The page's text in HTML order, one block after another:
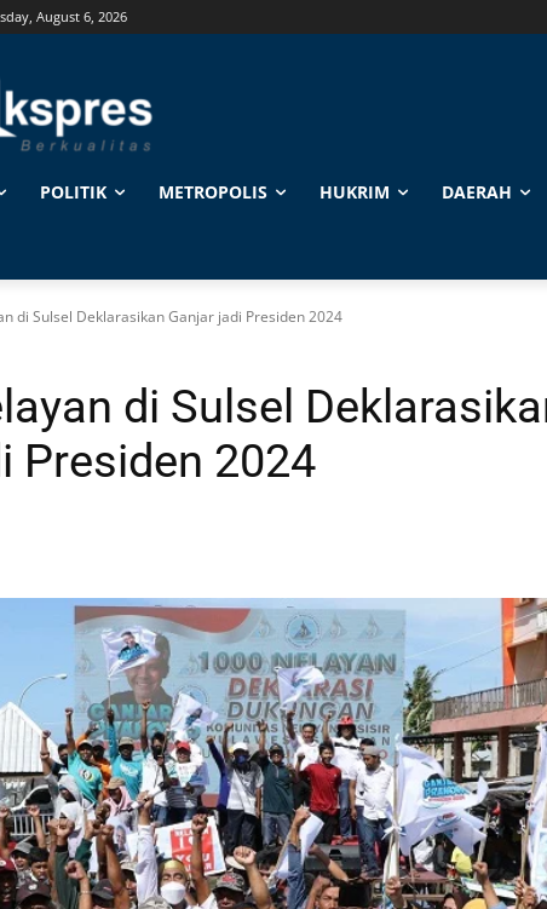
August 6, 2026
POLITIK METROPOLIS HUKRIM DAERAH
di Sulsel Deklarasikan Ganjar jadi Presiden 2024
di Sulsel
Presiden 2024